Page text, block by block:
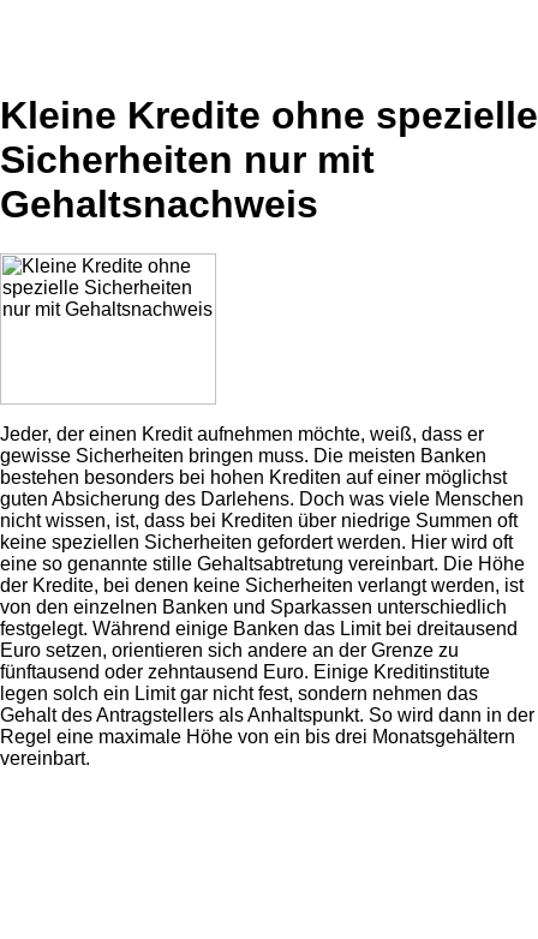
Kleine Kredite ohne spezielle
Sicherheiten nur mit
Gehaltsnachweis
Jeder, der einen Kredit aufnehmen möchte, weiß, dass er
gewisse Sicherheiten bringen muss. Die meisten Banken
bestehen besonders bei hohen Krediten auf einer möglichst
guten Absicherung des Darlehens. Doch was viele Menschen
nicht wissen, ist, dass bei Krediten über niedrige Summen oft
keine speziellen Sicherheiten gefordert werden. Hier wird oft
eine so genannte stille Gehaltsabtretung vereinbart. Die Höhe
der Kredite, bei denen keine Sicherheiten verlangt werden, ist
von den einzelnen Banken und Sparkassen unterschiedlich
festgelegt. Während einige Banken das Limit bei dreitausend
Euro setzen, orientieren sich andere an der Grenze zu
fünftausend oder zehntausend Euro. Einige Kreditinstitute
legen solch ein Limit gar nicht fest, sondern nehmen das
Gehalt des Antragstellers als Anhaltspunkt. So wird dann in der
Regel eine maximale Höhe von ein bis drei Monatsgehältern
vereinbart.